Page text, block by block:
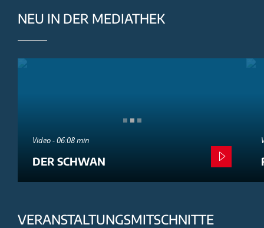
NEU IN DER MEDIATHEK
Video - 06:08 min
DER SCHWAN
VERANSTALTUNGSMITSCHNITTE